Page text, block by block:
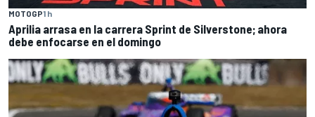
MOTOGP1 h
Aprilia arrasa en la carrera Sprint de Silverstone; ahora
debe enfocarse en el domingo